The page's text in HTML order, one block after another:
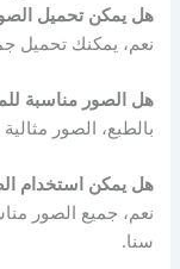
هل يمكن تحميل
نعم، يمكنك تحميل
هل الصور مناسبة
بالطبع، الصور
هل يمكن استخدام
نعم، جميع الصور
سنا.